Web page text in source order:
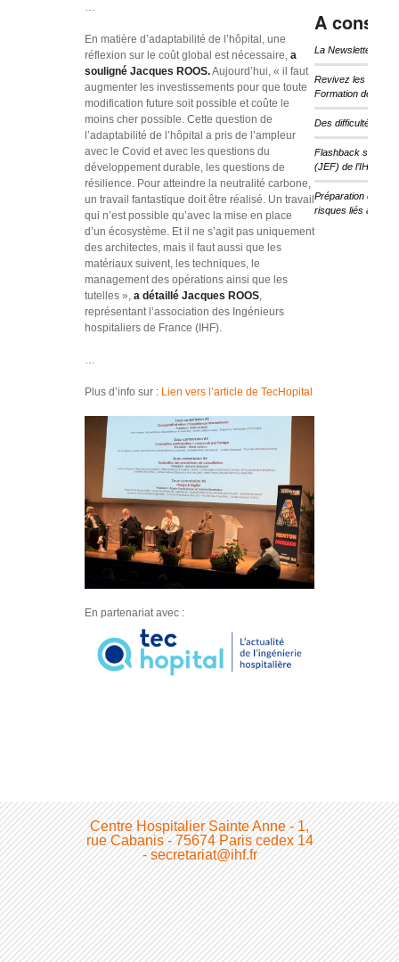
…
En matière d’adaptabilité de l’hôpital, une
réflexion sur le coût global est nécessaire, a
souligné Jacques ROOS.Aujourd’hui, « il faut
augmenter les investissements pour que toute
modification future soit possible et coûte le
moins cher possible. Cette question de
l’adaptabilité de l’hôpital a pris de l’ampleur
avec le Covid et avec les questions du
développement durable, les questions de
résilience. Pour atteindre la neutralité carbone,
un travail fantastique doit être réalisé. Un travail
qui n’est possible qu’avec la mise en place
d’un écosystème. Et il ne s’agit pas uniquement
des architectes, mais il faut aussi que les
matériaux suivent, les techniques, le
management des opérations ainsi que les
tutelles », a détaillé Jacques ROOS,
représentant l’association des Ingénieurs
hospitaliers de France (IHF).
…
Plus d’info sur : Lien vers l’article de TecHopital
En partenariat avec :
A
La Newsletter
Revivez les temps
Formation de l’IHF
Des difficultés
Flashback sur les
(JEF) de l’IHF
Préparation des
risques liés au
Centre Hospitalier Sainte Anne - 1,
rue Cabanis - 75674 Paris cedex 14
- secretariat@ihf.fr